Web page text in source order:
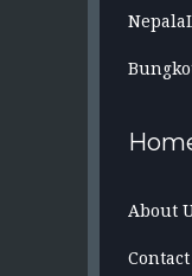
About
Contact